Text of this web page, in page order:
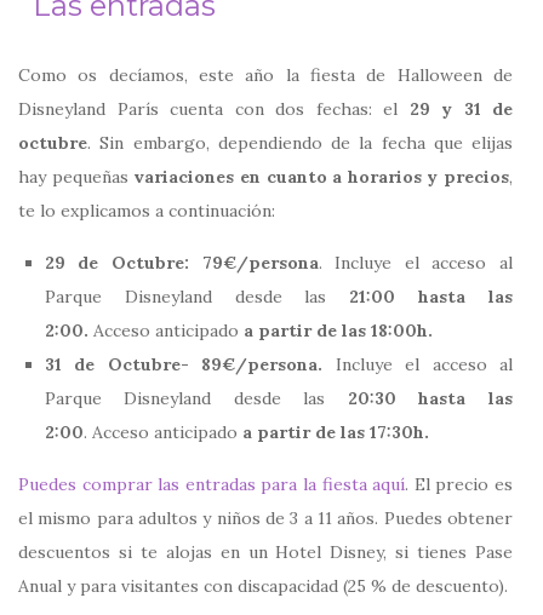
Como os decíamos, este año la fiesta de Halloween de
Disneyland París cuenta con dos fechas: el 29 y 31 de
octubre. Sin embargo, dependiendo de la fecha que elijas
hay pequeñas variaciones en cuanto a horarios y precios,
te lo explicamos a continuación:
29 de Octubre: 79€/persona. Incluye el acceso al
Parque Disneyland desde las 21:00 hasta las
2:00. Acceso anticipado a partir de las 18:00h.
31 de Octubre- 89€/persona. Incluye el acceso al
Parque Disneyland desde las 20:30 hasta las
2:00. Acceso anticipado a partir de las 17:30h.
Puedes comprar las entradas para la fiesta aquí. El precio es
el mismo para adultos y niños de 3 a 11 años. Puedes obtener
descuentos si te alojas en un Hotel Disney, si tienes Pase
Anual y para visitantes con discapacidad (25 % de descuento).